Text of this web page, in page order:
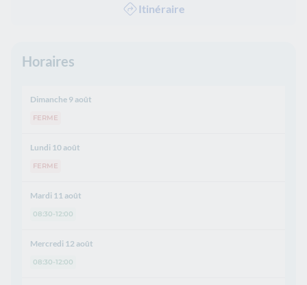
Itinéraire
Horaires
Dimanche 9 août
FERME
Lundi 10 août
FERME
Mardi 11 août
08:30-12:00
Mercredi 12 août
08:30-12:00